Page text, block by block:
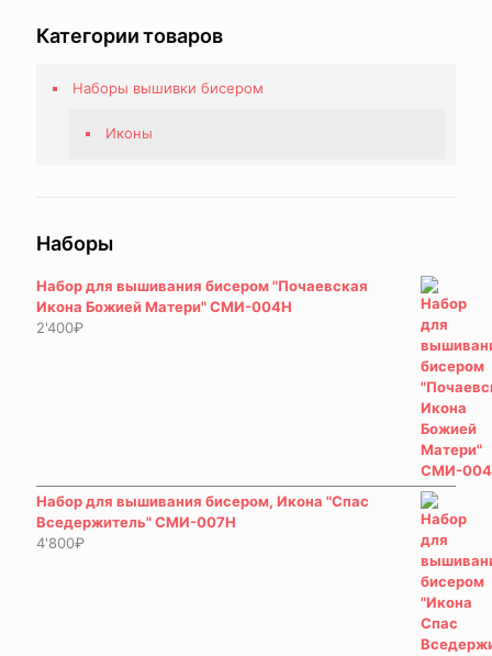
Категории товаров
Наборы вышивки бисером
Иконы
Наборы
Набор для вышивания бисером "Почаевская
Икона Божией Матери" СМИ-004Н
2'400₽
Набор для вышивания бисером, Икона "Спас
Вседержитель" СМИ-007Н
4'800₽